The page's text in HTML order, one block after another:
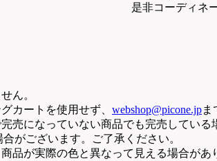
是非コーディネ
ん。
カートを使用せず、 webshop@picone.jpま
売になっていない商品でも完売している
がございます。ご了承ください。
品が実際の色と異なって見える場合があ